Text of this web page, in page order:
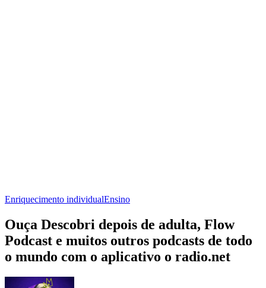
Enriquecimento individualEnsino
Ouça Descobri depois de adulta, Flow
Podcast e muitos outros podcasts de todo
o mundo com o aplicativo o radio.net